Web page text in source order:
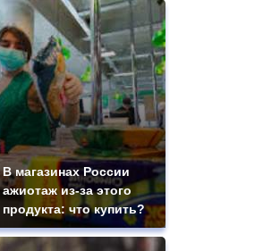
В магазинах России
ажиотаж из-за этого
продукта: что купить?